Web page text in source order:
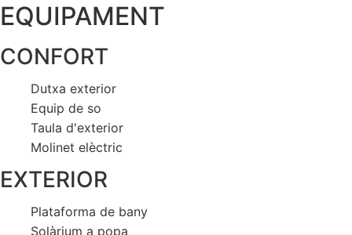
EQUIPAMENT
CONFORT
Dutxa exterior
Equip de so
Taula d'exterior
Molinet elèctric
EXTERIOR
Plataforma de bany
Solàrium a popa